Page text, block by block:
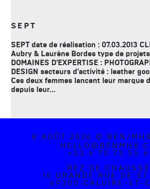
SEPT
SEPT date de réalisation : 07.03.2013
Aubry & Laurène Bordes type de
DOMAINES D'EXPERTISE :
DESIGN secteurs d'activité : leather
Ces deux femmes lancent leur marque
depuis leur...
8 AOÛT 2026 © BEN/
+33 6 70 73 55
REZ DE
10 GRANDE RUE DE
69300 CALUIRE-ET-